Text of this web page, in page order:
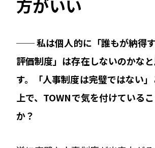
方がいい
── 私は個人的に「誰もが納得
評価制度」は存在しないのかな
す。「人事制度は完璧ではない
上で、TOWNで気を付けている
か？